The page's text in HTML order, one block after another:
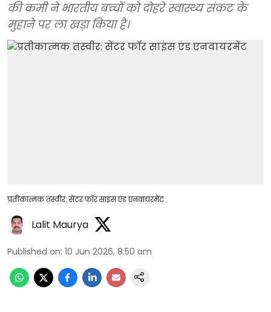
की कमी ने भारतीय बच्चों को दोहरे स्वास्थ्य संकट के
मुहाने पर ला खड़ा किया है।
प्रतीकात्मक तस्वीर: सेंटर फॉर साइंस एंड एनवायरमेंट
Lalit Maurya
Published on: 10 Jun 2026, 8:50 am